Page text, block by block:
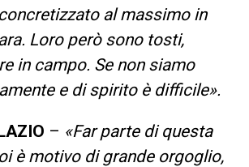
al massimo in
Loro però sono tosti,
in campo. Se non siamo
e di spirito è difficile».
– «Far parte di questa
è motivo di grande orgoglio,